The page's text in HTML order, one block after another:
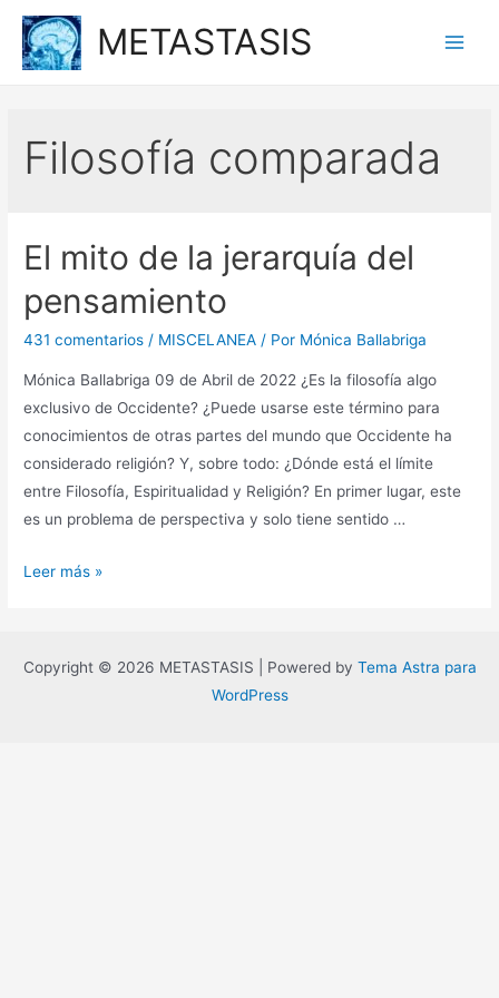
contenido
METASTASIS
Filosofía comparada
El mito de la jerarquía del
pensamiento
431 comentarios / MISCELANEA / Por Mónica Ballabriga
Mónica Ballabriga 09 de Abril de 2022 ¿Es la filosofía algo
exclusivo de Occidente? ¿Puede usarse este término para
conocimientos de otras partes del mundo que Occidente ha
considerado religión? Y, sobre todo: ¿Dónde está el límite
entre Filosofía, Espiritualidad y Religión? En primer lugar, este
es un problema de perspectiva y solo tiene sentido …
El
jerarquía
Leer más »
Copyright © 2026 METASTASIS | Powered by Tema Astra para
WordPress